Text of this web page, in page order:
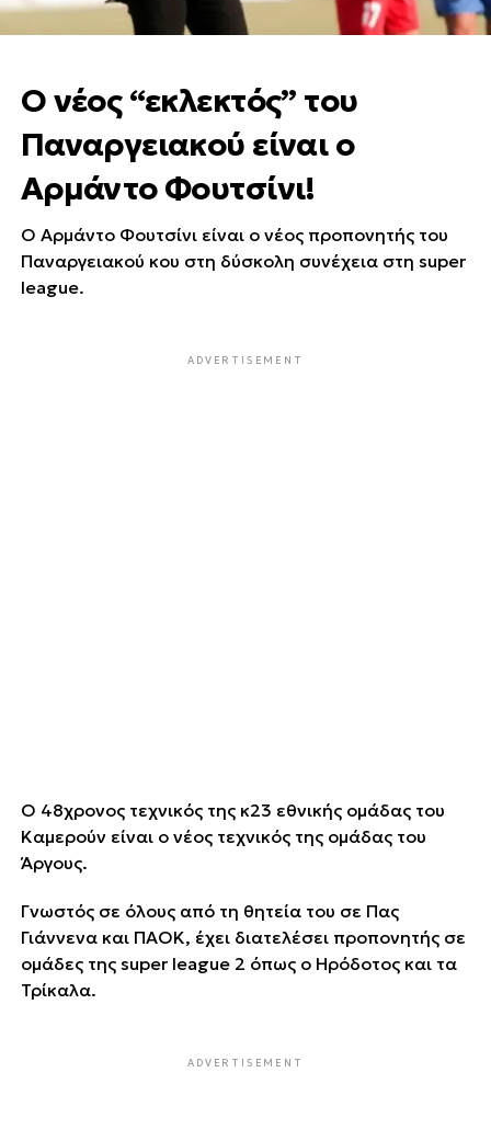
Ο νέος “εκλεκτός” του
Παναργειακού είναι ο
Αρμάντο Φουτσίνι!
Ο Αρμάντο Φουτσίνι είναι ο νέος προπονητής του
Παναργειακού κου στη δύσκολη συνέχεια στη super
league.
ADVERTISEMENT
Ο 48χρονος τεχνικός της κ23 εθνικής ομάδας του
Καμερούν είναι ο νέος τεχνικός της ομάδας του
Άργους.
Γνωστός σε όλους από τη θητεία του σε Πας
Γιάννενα και ΠΑΟΚ, έχει διατελέσει προπονητής σε
ομάδες της super league 2 όπως ο Ηρόδοτος και τα
Τρίκαλα.
ADVERTISEMENT